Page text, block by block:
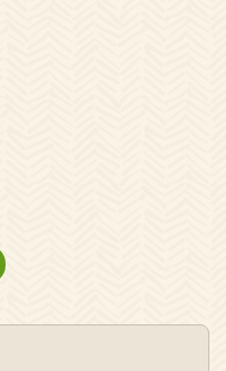
OP PINTEREST
OP YOUTUBE
OP TIKTOK